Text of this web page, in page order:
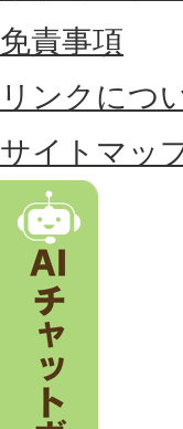
置
す
る
市
。
免責事項
リンクにつ
サイトマッ